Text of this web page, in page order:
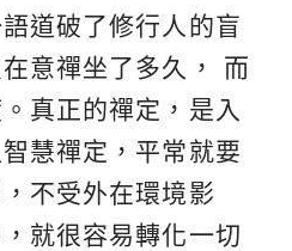
道破了修行人的盲
意禪坐了多久， 而
真正的禪定，是入
慧禪定，平常就要
不受外在環境影
就很容易轉化一切